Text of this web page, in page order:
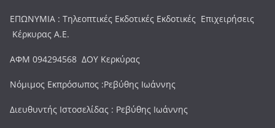
ΕΠΩΝΥΜΙΑ : Τηλεοπτικές Εκδοτικές Εκδοτικές Επιχειρήσεις
Κέρκυρας Α.Ε.
ΑΦΜ 094294568 ΔΟΥ Κερκύρας
Νόμιμος Εκπρόσωπος :Ρεβύθης Ιωάννης
Διευθυντής Ιστοσελίδας : Ρεβύθης Ιωάννης